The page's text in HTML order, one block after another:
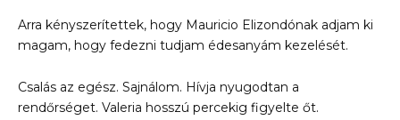
Arra kényszerítettek, hogy Mauricio Elizondónak adjam ki
magam, hogy fedezni tudjam édesanyám kezelését.
Csalás az egész. Sajnálom. Hívja nyugodtan a
rendőrséget. Valeria hosszú percekig figyelte őt.